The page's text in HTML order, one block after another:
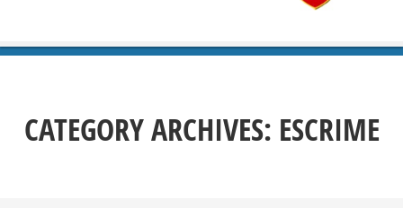
CATEGORY ARCHIVES: ESCRIME